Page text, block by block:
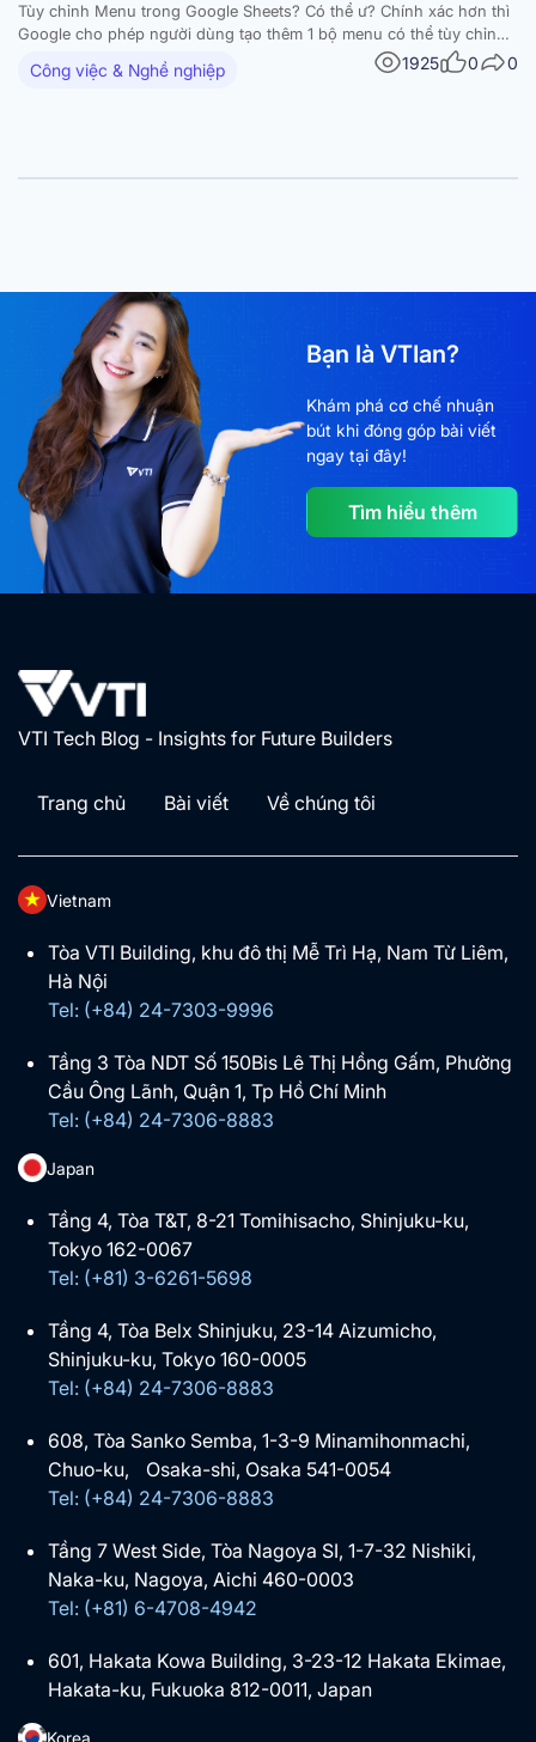
Tùy chỉnh Menu trong Google Sheets? Có thể ư? Chính xác hơn thì
Google cho phép người dùng tạo thêm 1 bộ menu có thể tùy chỉnh
được. Chức năng của các menu đấy sẽ được viết bởi người dùng
dưới dạng các file script phục vụ cho các mục…
Công việc & Nghề nghiệp 1925 0 0
Bạn là VTIan?
Khám phá cơ chế nhuận
bút khi đóng góp bài viết
ngay tại đây!
Tìm hiểu thêm
VTI Tech Blog - Insights for Future Builders
Trang chủ Bài viết Về chúng tôi
Vietnam
Tòa VTI Building, khu đô thị Mễ Trì Hạ, Nam Từ Liêm,
Hà Nội
Tel: (+84) 24-7303-9996
Tầng 3 Tòa NDT Số 150Bis Lê Thị Hồng Gấm, Phường
Cầu Ông Lãnh, Quận 1, Tp Hồ Chí Minh
Tel: (+84) 24-7306-8883
Japan
Tầng 4, Tòa T&T, 8-21 Tomihisacho, Shinjuku-ku,
Tokyo 162-0067
Tel: (+81) 3-6261-5698
Tầng 4, Tòa Belx Shinjuku, 23-14 Aizumicho,
Shinjuku-ku, Tokyo 160-0005
Tel: (+84) 24-7306-8883
608, Tòa Sanko Semba, 1-3-9 Minamihonmachi,
Chuo-ku, Osaka-shi, Osaka 541-0054
Tel: (+84) 24-7306-8883
Tầng 7 West Side, Tòa Nagoya SI, 1-7-32 Nishiki,
Naka-ku, Nagoya, Aichi 460-0003
Tel: (+81) 6-4708-4942
601, Hakata Kowa Building, 3-23-12 Hakata Ekimae,
Hakata-ku, Fukuoka 812-0011, Japan
Korea